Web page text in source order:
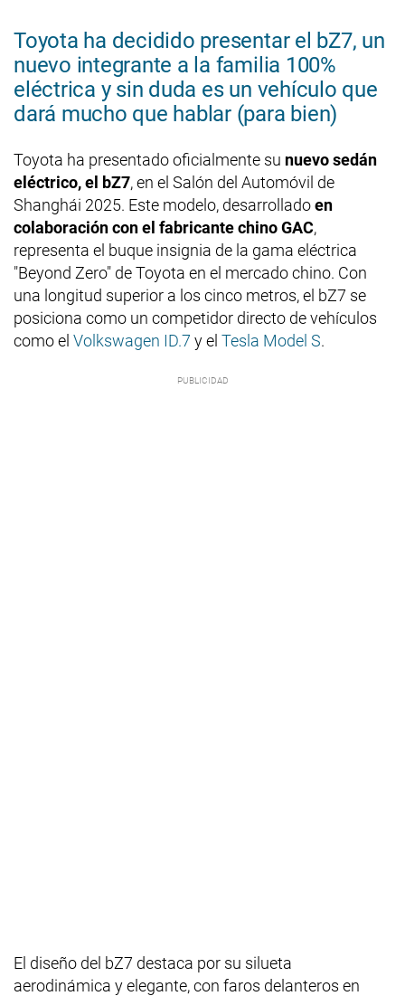
Toyota ha decidido presentar el bZ7, un
nuevo integrante a la familia 100%
eléctrica y sin duda es un vehículo que
dará mucho que hablar (para bien)
Toyota ha presentado oficialmente su nuevo sedán
eléctrico, el bZ7, en el Salón del Automóvil de
Shanghái 2025. Este modelo, desarrolladoen
colaboración con el fabricante chino GAC,
representa el buque insignia de la gama eléctrica
"Beyond Zero" de Toyota en el mercado chino. Con
una longitud superior a los cinco metros, el bZ7 se
posiciona como un competidor directo de vehículos
como el Volkswagen ID.7 y el Tesla Model S.
El diseño del bZ7 destaca por su silueta
aerodinámica y elegante, con faros delanteros en